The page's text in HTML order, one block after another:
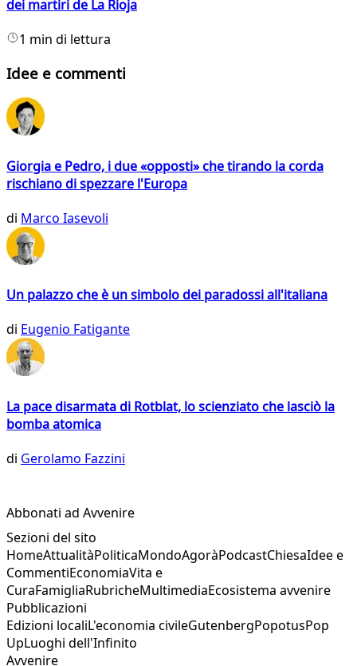
dei martiri de La Rioja
1 min di lettura
Idee e commenti
Giorgia e Pedro, i due «opposti» che tirando la corda
rischiano di spezzare l'Europa
di Marco Iasevoli
Un palazzo che è un simbolo dei paradossi all'italiana
di Eugenio Fatigante
La pace disarmata di Rotblat, lo scienziato che lasciò la
bomba atomica
di Gerolamo Fazzini
Abbonati ad Avvenire
Sezioni del sito
HomeAttualitàPoliticaMondoAgoràPodcastChiesaIdee e
CommentiEconomiaVita e
CuraFamigliaRubricheMultimediaEcosistema avvenire
Pubblicazioni
Edizioni localiL'economia civileGutenbergPopotusPop
UpLuoghi dell'Infinito
Avvenire